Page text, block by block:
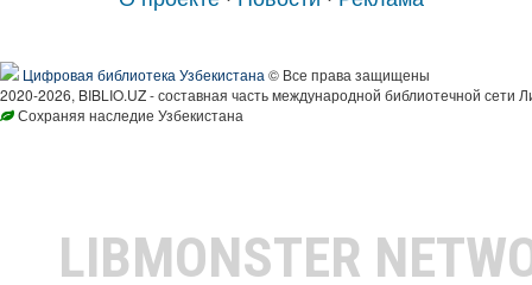
Цифровая библиотека Узбекистана © Все права защищены
2020-2026, BIBLIO.UZ - составная часть международной библиотечной сети
Сохраняя наследие Узбекистана
LIBMONSTER